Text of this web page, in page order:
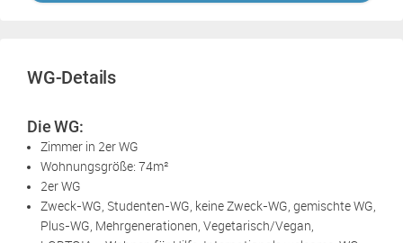
WG-Details
Die WG:
Zimmer in 2er WG
Wohnungsgröße: 74m²
2er WG
Zweck-WG, Studenten-WG, keine Zweck-WG, gemischte WG,
Plus-WG, Mehrgenerationen, Vegetarisch/Vegan,